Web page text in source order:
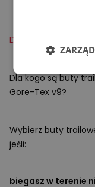
Dowiedz się, jak się
Dla kogo są buty
Gore-Tex v9?
Wybierz buty
jeśli:
biegasz w terenie